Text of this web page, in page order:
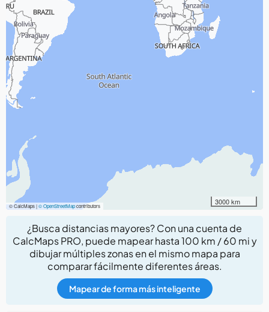
© CalcMaps |© OpenStreetMapcontributors 3000 km
¿Busca distancias mayores? Con una cuenta de
CalcMaps PRO, puede mapear hasta 100 km / 60 mi y
dibujar múltiples zonas en el mismo mapa para
comparar fácilmente diferentes áreas.
Mapear de forma más inteligente